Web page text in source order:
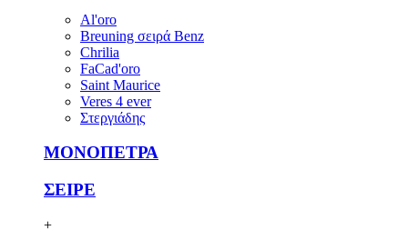
Al'oro
Breuning σειρά Benz
Chrilia
FaCad'oro
Saint Maurice
Veres 4 ever
Στεργιάδης
ΜΟΝΟΠΕΤΡΑ
ΣΕΙΡΕ
+